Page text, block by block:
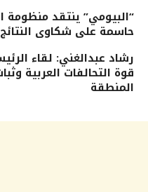
“البيومي” ينتقد منظومة
حاسمة على شكاوى النتائج
رشاد عبدالغني: لقاء
قوة التحالفات العربية
المنطقة